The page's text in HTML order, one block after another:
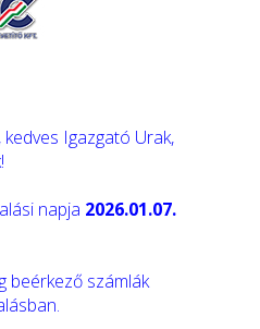
Igazgató Urak,
napja 2026.01.07.
beérkező számlák